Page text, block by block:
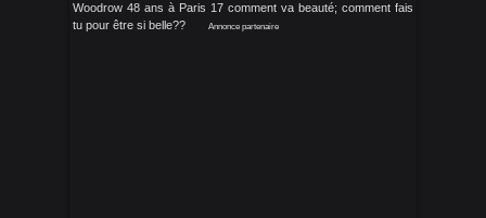
Woodrow 48 ans à Paris 17 comment va beauté; comment fais
tu pour être si belle??
Annonce partenaire